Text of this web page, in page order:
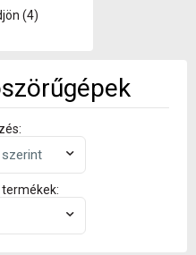
(4)